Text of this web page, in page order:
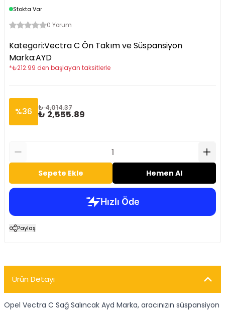
Stokta Var
0 Yorum
Kategori:Vectra C Ön Takım ve Süspansiyon
Marka:AYD
*₺212.99 den başlayan taksitlerle
%36 ₺ 4,014.37
₺ 2,555.89
Sepete Ekle Hemen Al
Paylaş
Ürün Detayı
Opel Vectra C Sağ Salıncak Ayd Marka, aracınızın süspansiyon